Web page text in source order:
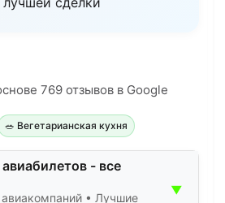
769 отзывов в Google
🥗 Вегетарианская кухня
- все
• Лучшие
▼